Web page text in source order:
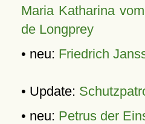
Maria Katharina
de Longprey
• neu: Friedrich
• Update:
• neu: Petrus der